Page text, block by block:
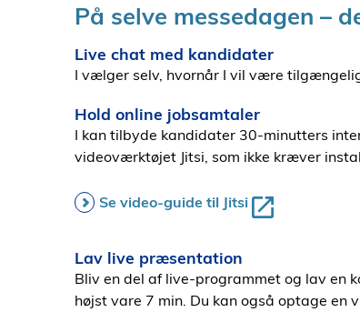
På selve messedagen –
Live chat med kandidater
I vælger selv, hvornår I vil være
Hold online jobsamtaler
I kan tilbyde kandidater 30-minutters
videoværktøjet Jitsi, som ikke kræver
Se video-guide til Jitsi
Lav live præsentation
Bliv en del af live-programmet og lav en
højst vare 7 min. Du kan også optage en